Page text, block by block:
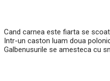
Cand carnea este fiarta se
Intr-un caston luam doua
Galbenusurile se amesteca cu